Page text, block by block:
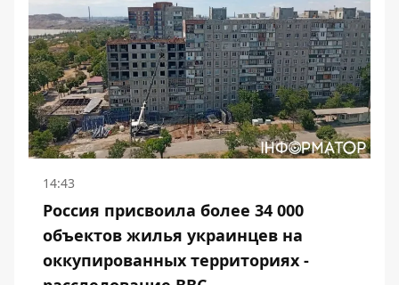
14:43
Россия присвоила более 34 000
объектов жилья украинцев на
оккупированных территориях -